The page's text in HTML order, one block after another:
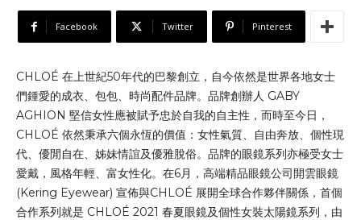
Facebook Twitter Pinterest
CHLOÉ 在上世紀50年代的巴黎創立，自今依然是世界各地女士
們鍾愛的成衣、包包、時尚配件品牌。品牌創辦人 GABY
AGHION 堅信女性應被賦予忠於自我的自主性，而時至今日，
CHLOÉ 依然秉承六個永恆的價值：女性氣質、自由奔放、個性現
代、優閒自在、姊妹情誼及優雅脫俗。品牌的眼鏡系列亦極受女士
愛戴，風格年輕、富女性化。在6月，高端精品眼鏡公司開雲眼鏡
(Kering Eyewear) 宣佈與CHLOÉ 展開全球合作夥伴關係，首個
合作系列就是 CHLOÉ 2021 春夏眼鏡及個性女裝太陽鏡系列，由